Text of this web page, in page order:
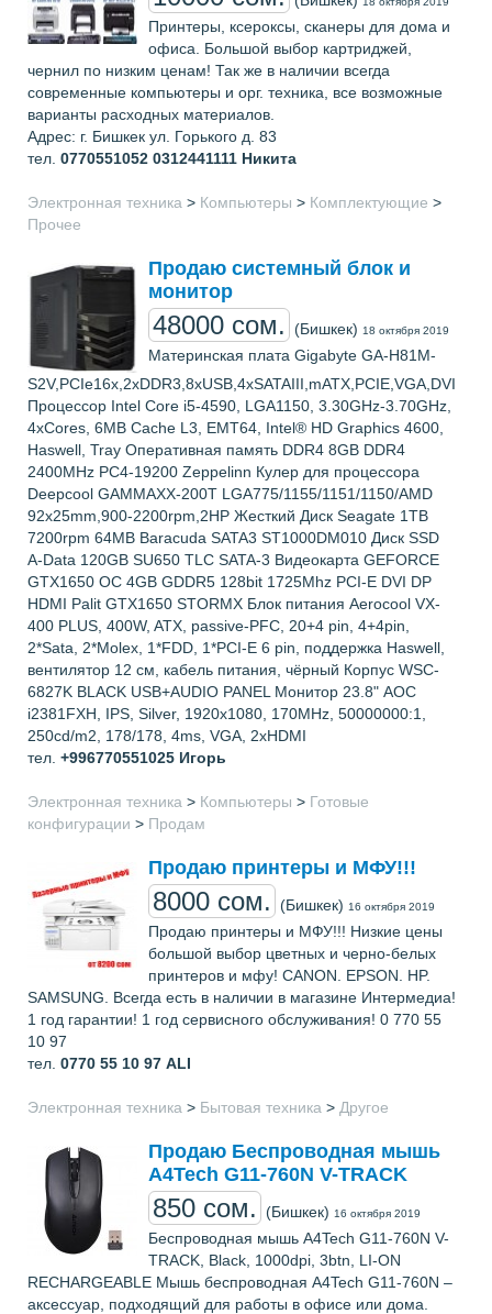
Принтеры, ксероксы, сканеры для дома и
офиса. Большой выбор картриджей,
чернил по низким ценам! Так же в наличии всегда
современные компьютеры и орг. техника, все возможные
варианты расходных материалов.
Адрес: г. Бишкек ул. Горького д. 83
тел. 0770551052 0312441111 Никита
Электронная техника > Компьютеры > Комплектующие >
Прочее
Продаю системный блок и
монитор
48000 сом. (Бишкек) 18 октября 2019
Материнская плата Gigabyte GA-H81M-
S2V,PCIe16x,2xDDR3,8xUSB,4xSATAIII,mATX,PCIE,VGA,DVI
Процессор Intel Core i5-4590, LGA1150, 3.30GHz-3.70GHz,
4xCores, 6MB Cache L3, EMT64, Intel® HD Graphics 4600,
Haswell, Tray Оперативная память DDR4 8GB DDR4
2400MHz PC4-19200 Zeppelinn Кулер для процессора
Deepcool GAMMAXX-200T LGA775/1155/1151/1150/AMD
92x25mm,900-2200rpm,2HP Жесткий Диск Seagate 1TB
7200rpm 64MB Baracuda SATA3 ST1000DM010 Диск SSD
A-Data 120GB SU650 TLC SATA-3 Видеокарта GEFORCE
GTX1650 OC 4GB GDDR5 128bit 1725Mhz PCI-E DVI DP
HDMI Palit GTX1650 STORMX Блок питания Aerocool VX-
400 PLUS, 400W, ATX, passive-PFC, 20+4 pin, 4+4pin,
2*Sata, 2*Molex, 1*FDD, 1*PCI-E 6 pin, поддержка Haswell,
вентилятор 12 см, кабель питания, чёрный Корпус WSC-
6827K BLACK USB+AUDIO PANEL Монитор 23.8" AOC
i2381FXH, IPS, Silver, 1920x1080, 170MHz, 50000000:1,
250cd/m2, 178/178, 4ms, VGA, 2xHDMI
тел. +996770551025 Игорь
Электронная техника > Компьютеры > Готовые
конфигурации > Продам
Продаю принтеры и МФУ!!!
8000 сом. (Бишкек) 16 октября 2019
Продаю принтеры и МФУ!!! Низкие цены
большой выбор цветных и черно-белых
принтеров и мфу! CANON. EPSON. HP.
SAMSUNG. Всегда есть в наличии в магазине Интермедиа!
1 год гарантии! 1 год сервисного обслуживания! 0 770 55
10 97
тел. 0770 55 10 97 ALI
Электронная техника > Бытовая техника > Другое
Продаю Беспроводная мышь
A4Tech G11-760N V-TRACK
850 сом. (Бишкек) 16 октября 2019
Беспроводная мышь A4Tech G11-760N V-
TRACK, Black, 1000dpi, 3btn, LI-ON
RECHARGEABLE Мышь беспроводная A4Tech G11-760N –
аксессуар, подходящий для работы в офисе или дома.